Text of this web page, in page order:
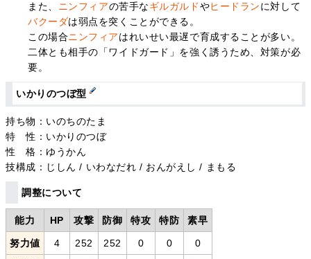
また、 ニンフィアの苦手なギルガルドやヒードランに対して
バクーダは弱点を突くことができる。
この場合ニンフィアはれいせい最遅で育成することが多い。
二体とも相手の「ワイドガード」を強く誘うため、対策が必
要。
いかりのつぼ型
持ち物：いのちのたま
特 性：いかりのつぼ
性 格：ゆうかん
技構成：じしん / いわなだれ / おんがえし / まもる
調整について
能力 HP 攻撃 防御 特攻 特防 素早
努力値 4 252 252 0 0 0